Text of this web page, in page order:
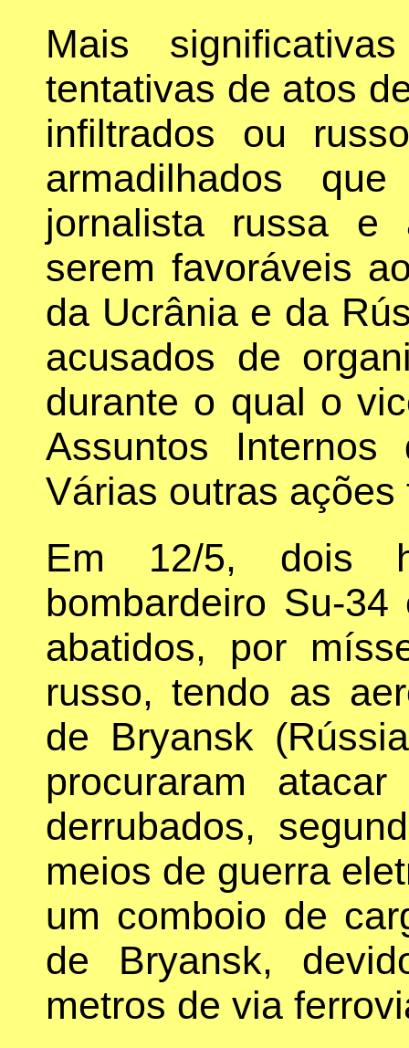
Mais
tentativas de atos
infiltrados ou
armadilhados
jornalista russa e
serem favoráveis
da Ucrânia e da
acusados de
durante o qual o
Assuntos
Várias outras
Em 12/5, dois
bombardeiro Su-
abatidos, por
russo, tendo as
de Bryansk
procuraram
derrubados,
meios de guerra
um comboio de
de Bryansk,
metros de via